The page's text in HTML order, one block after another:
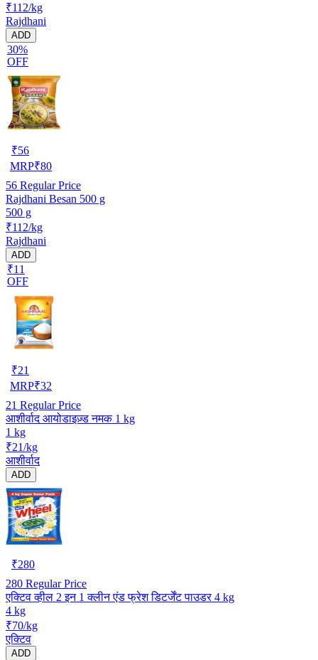
₹112/kg
Rajdhani
ADD
30%
OFF
₹56
MRP₹80
56 Regular Price
Rajdhani Besan 500 g
500 g
₹112/kg
Rajdhani
ADD
₹11
OFF
₹21
MRP₹32
21 Regular Price
आशीर्वाद आयोडाइज़्ड नमक 1 kg
1 kg
₹21/kg
आशीर्वाद
ADD
₹280
280 Regular Price
एक्टिव व्हील 2 इन 1 क्लीन एंड फ्रेश डिटर्जेंट पाउडर 4 kg
4 kg
₹70/kg
एक्टिव
ADD